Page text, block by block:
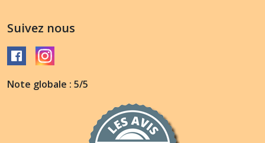
Suivez nous
Note globale : 5/5